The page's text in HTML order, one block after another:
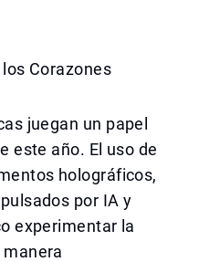
Corazones
juegan un papel
este año. El uso de
holográficos,
por IA y
experimentar la